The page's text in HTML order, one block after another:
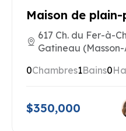
Maison de plain-
617 Ch. du Fer-à-
Gatineau
0Chambres1Bains0
$350,000